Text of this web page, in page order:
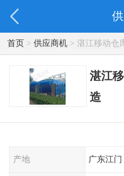
首页> 供应商机> 湛江移动仓
湛江
造
产地 广东江门